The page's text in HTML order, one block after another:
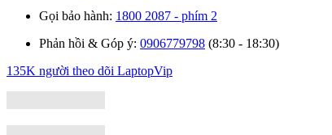
Gọi bảo hành: 1800 2087 - phím 2
Phản hồi & Góp ý: 0906779798 (8:30 - 18:30)
135K người theo dõi LaptopVip